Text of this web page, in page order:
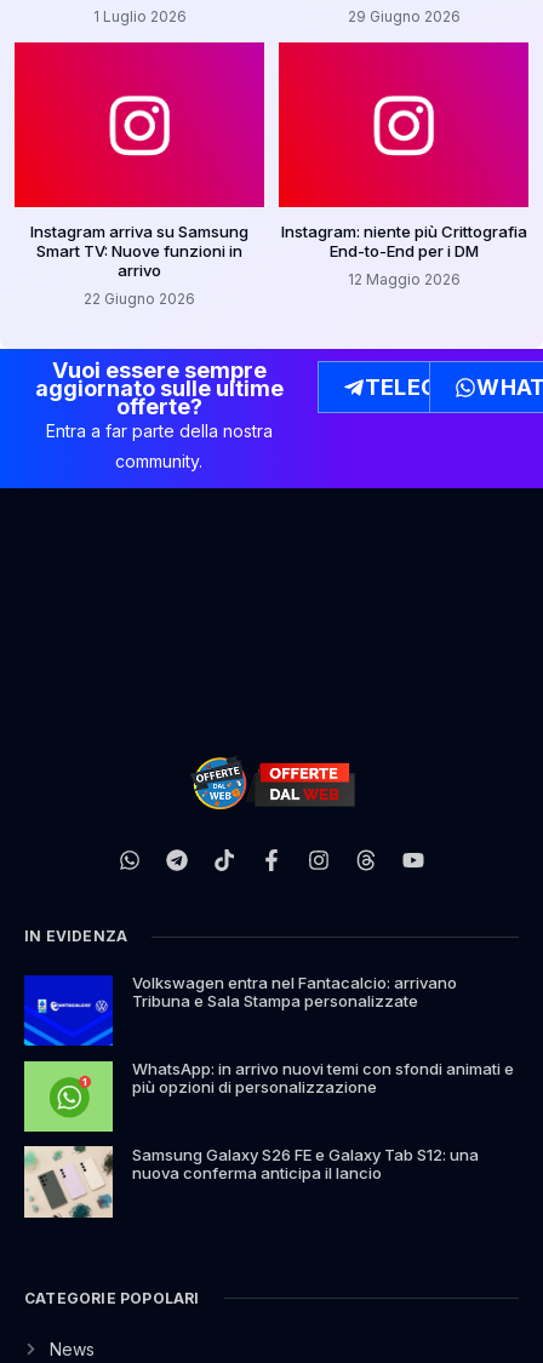
1 Luglio 2026 29 Giugno 2026
Instagram arriva su Samsung
Smart TV: Nuove funzioni in
arrivo
22 Giugno 2026
Instagram: niente più Crittografia
End-to-End per i DM
12 Maggio 2026
Vuoi essere sempre
aggiornato sulle ultime
offerte?
Entra a far parte della nostra
community.
TELEGRAM
IN EVIDENZA
Volkswagen entra nel Fantacalcio: arrivano
Tribuna e Sala Stampa personalizzate
WhatsApp: in arrivo nuovi temi con sfondi animati e
più opzioni di personalizzazione
Samsung Galaxy S26 FE e Galaxy Tab S12: una
nuova conferma anticipa il lancio
CATEGORIE POPOLARI
News